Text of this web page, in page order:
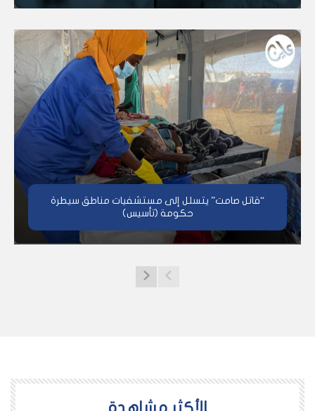
“قاتل صامت” يتسلل إلى مستشفيات مناطق سيطرة
حكومة (تأسيس)